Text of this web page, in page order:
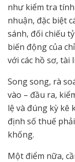
như kiểm tra
nhuận, đặc biệt
sánh, đối chiếu
biến động của
với các hồ sơ, tài
Song song, rà
vào – đầu ra,
lệ và đúng kỳ kê
định số thuế
khống.
Một điểm nữa,